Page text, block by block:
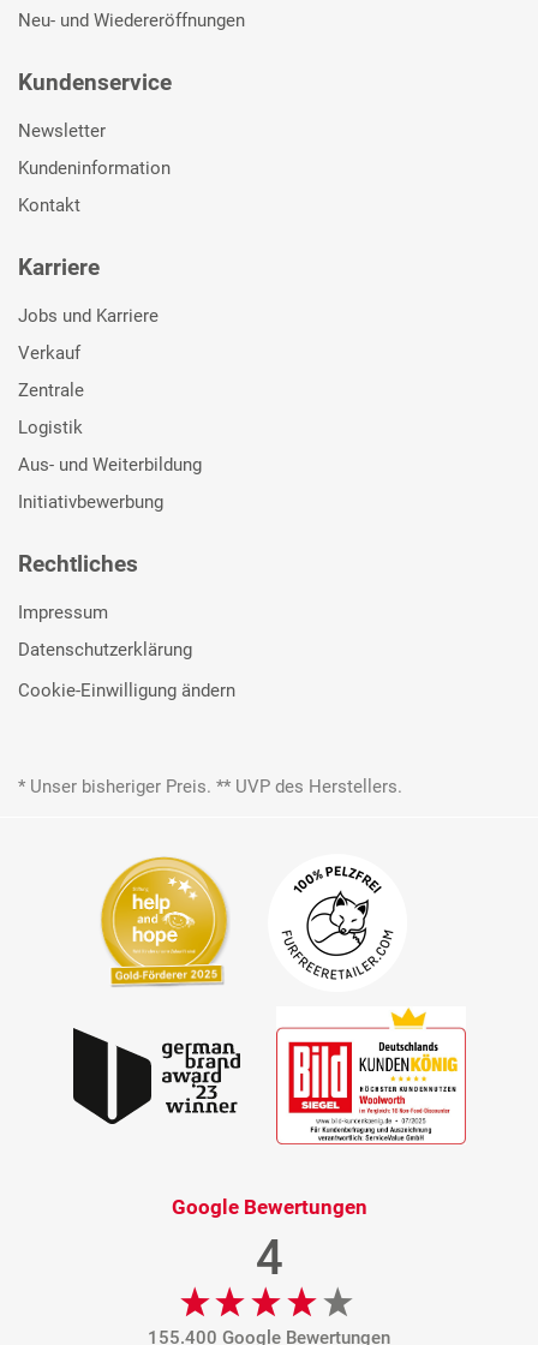
Neu- und Wiedereröffnungen
Kundenservice
Newsletter
Kundeninformation
Kontakt
Karriere
Jobs und Karriere
Verkauf
Zentrale
Logistik
Aus- und Weiterbildung
Initiativbewerbung
Rechtliches
Impressum
Datenschutzerklärung
Cookie-Einwilligung ändern
* Unser bisheriger Preis. ** UVP des Herstellers.
Google Bewertungen
4
155.400 Google Bewertungen